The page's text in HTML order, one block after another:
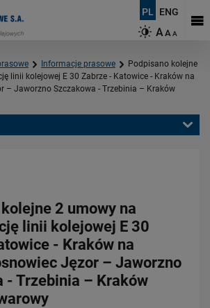
PL ENG
AAA
Informacje prasowe
Podpisano kolejne
linii kolejowej E 30 Zabrze - Katowice - Kraków na
– Jaworzno Szczakowa - Trzebinia – Kraków
2 umowy na
linii kolejowej E 30
- Kraków na
Jęzor – Jaworzno
- Trzebinia – Kraków
kolej na Kaszubach [FOTOGALERIA]